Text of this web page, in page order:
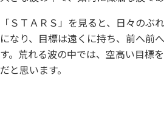
「ＳＴＡＲＳ」を見ると、日々の
になり、目標は遠くに持ち、前へ前
す。荒れる波の中では、空高い目標
だと思います。